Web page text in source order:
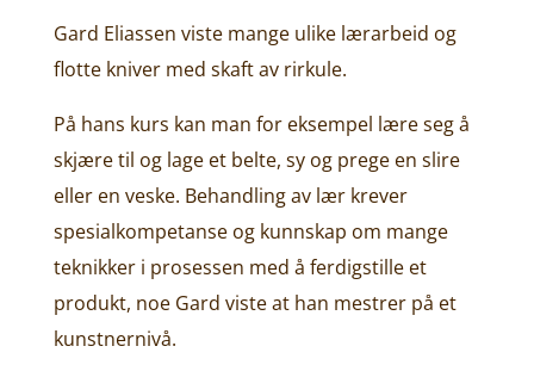
Gard Eliassen viste mange ulike lærarbeid og
flotte kniver med skaft av rirkule.
På hans kurs kan man for eksempel lære seg å
skjære til og lage et belte, sy og prege en slire
eller en veske. Behandling av lær krever
spesialkompetanse og kunnskap om mange
teknikker i prosessen med å ferdigstille et
produkt, noe Gard viste at han mestrer på et
kunstnernivå.